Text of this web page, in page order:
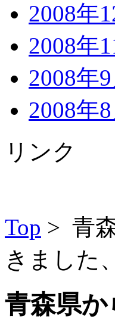
2008年
2008年
2008年
2008年
リンク
Top > 青
きました、
青森県